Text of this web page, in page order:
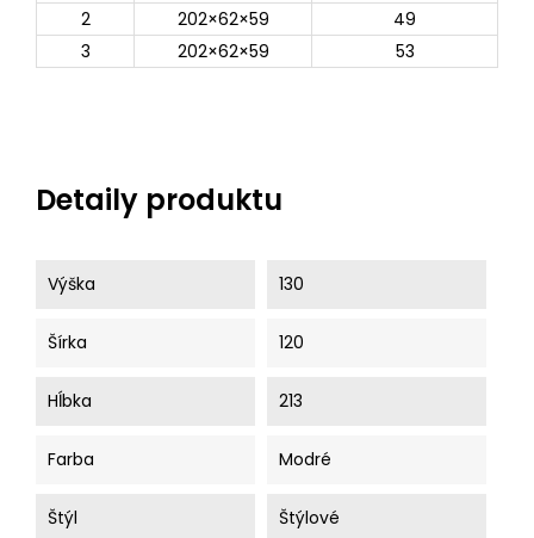
2
202×62×59
49
3
202×62×59 53
Detaily produktu
Výška 130
Šírka 120
Hĺbka 213
Farba Modré
Štýl Štýlové